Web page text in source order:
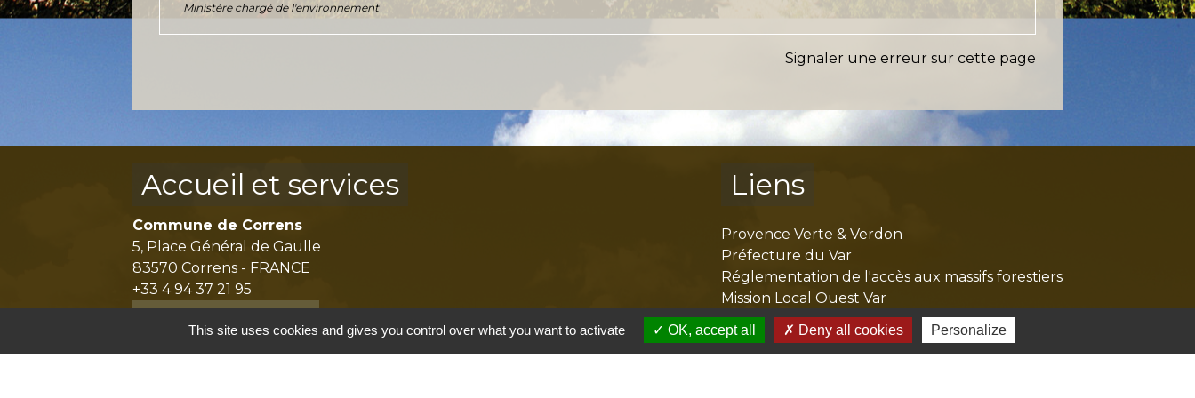
Ministère chargé de l'environnement
Signaler une erreur sur cette page
Accueil et services
Commune de Correns
5, Place Général de Gaulle
83570 Correns - FRANCE
+33 4 94 37 21 95
Liens
Provence Verte & Verdon
Préfecture du Var
Réglementation de l'accès aux massifs forestiers
Mission Local Ouest Var
Agglomération Provence Verte
This site uses cookies and gives you control over what you want to activate OK, accept all Deny all cookies Personalize